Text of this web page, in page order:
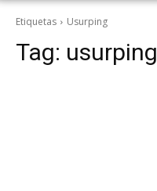
Etiquetas Usurping
Tag: usurping